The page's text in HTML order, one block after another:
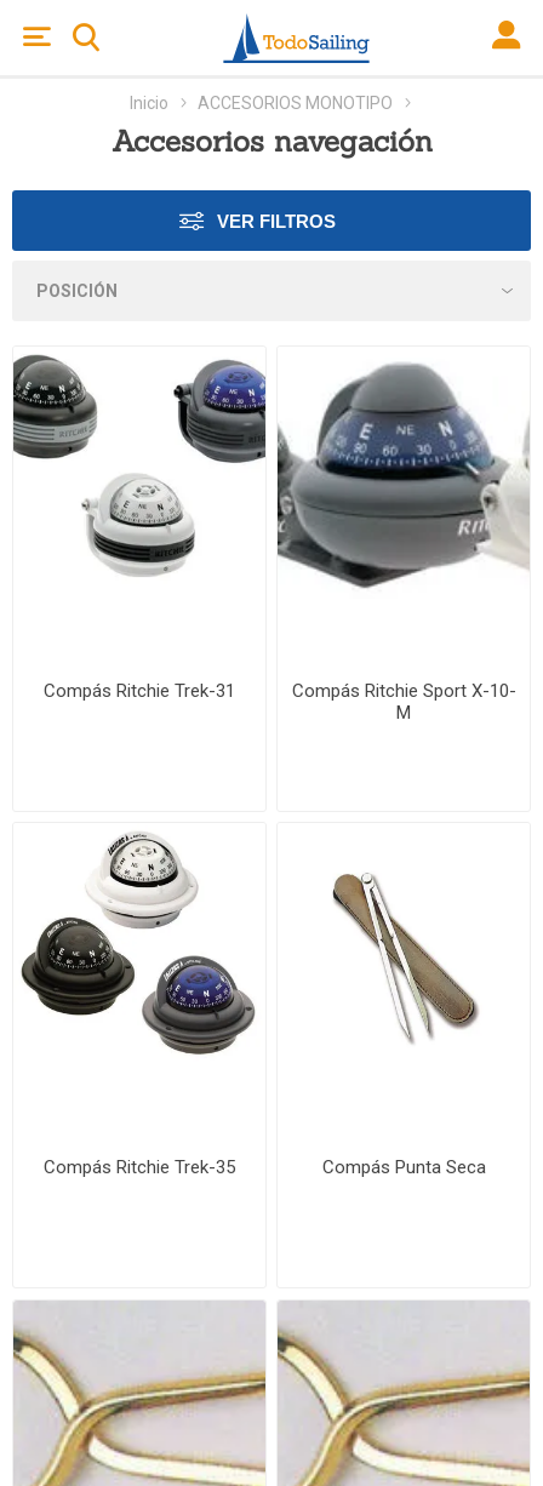
Inicio ACCESORIOS MONOTIPO
Accesorios navegación
VER FILTROS
Compás Ritchie Trek-31
Compás Ritchie Sport X-10-
M
Compás Ritchie Trek-35 Compás Punta Seca